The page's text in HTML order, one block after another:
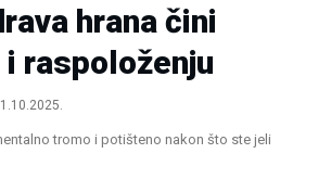
hrana čini
raspoloženju
tromo i potišteno nakon što ste jeli